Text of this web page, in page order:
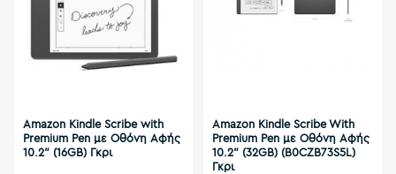
Amazon Kindle Scribe with
Premium Pen με Οθόνη Αφής
10.2" (16GB) Γκρι
Amazon Kindle Scribe With
Premium Pen με Οθόνη Αφής
10.2" (32GB) (B0CZB73S5L)
Γκρι